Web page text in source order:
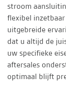
stroom
flexibel
uitgebreide
dat u altijd de
uw specifieke
aftersales
optimaal blijft